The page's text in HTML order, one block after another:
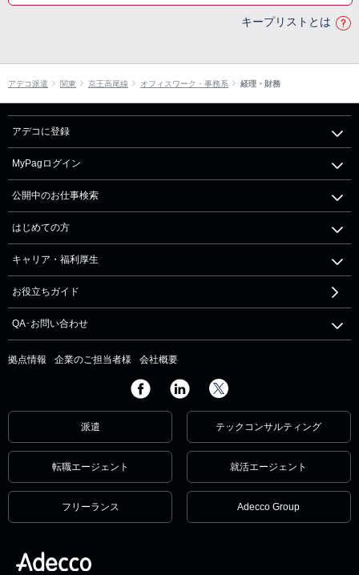
キープリストとは
アデコ派遣 関東 京王高尾線 オフィスワーク・事務系 経理・財務
アデコに登録
MyPagログイン
公開中のお仕事検索
はじめての方
キャリア・福利厚生
お役立ちガイド
QA･お問い合わせ
拠点情報 企業のご担当者様 会社概要
派遣 テックコンサルティング
転職エージェント 就活エージェント
フリーランス Adecco Group